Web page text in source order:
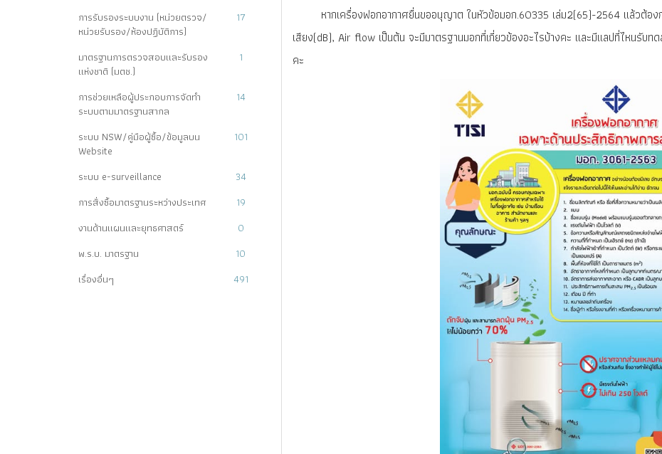
การรับรองระบบงาน (หน่วยตรวจ/
หน่วยรับรอง/ห้องปฏิบัติการ)
17
มาตรฐานการตรวจสอบและรับรอง
แห่งชาติ (มตช.)
1
การช่วยเหลือผู้ประกอบการจัดทำ
ระบบตามมาตรฐานสากล
14
ระบบ NSW/คู่มือผู้ซื้อ/ข้อมูลบน
Website
101
ระบบ e-surveillance
34
การสั่งซื้อมาตรฐานระหว่างประเทศ
19
งานด้านแผนและยุทธศาสตร์
0
พ.ร.บ. มาตรฐาน
10
เรื่องอื่นๆ
491
หากเครื่องฟอกอากาศยื่นขออนุญาต ในหัวข้อมอก.60335 เล่ม2(65)-2564 แล้วต้อ
เสียง(dB), Air flow เป็นต้น จะมีมาตรฐานมอกที่เกี่ยวข้องอะไรบ้างคะ และมีแลปที่ไหนรับ
คะ